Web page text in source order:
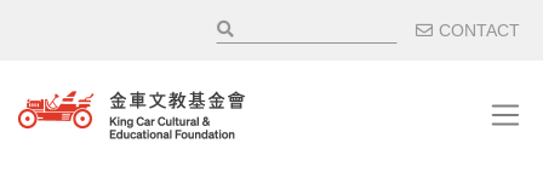
輔助選
CONTACT